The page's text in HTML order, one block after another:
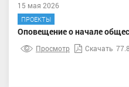
15 мая 2026
ПРОЕКТЫ
Оповещение о начале
Просмотр Скачать